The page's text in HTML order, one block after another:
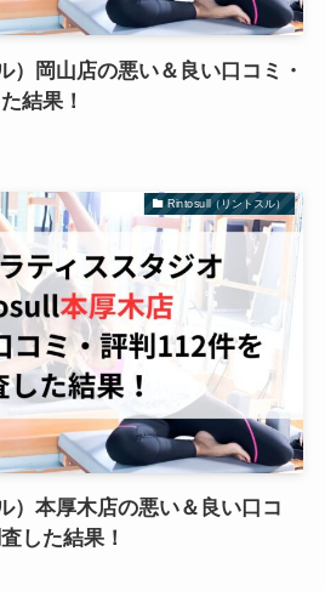
岡山店の悪い＆良い口コミ・
結果！
Rintosull（リントスル）
）本厚木店の悪い＆良い口コ
した結果！